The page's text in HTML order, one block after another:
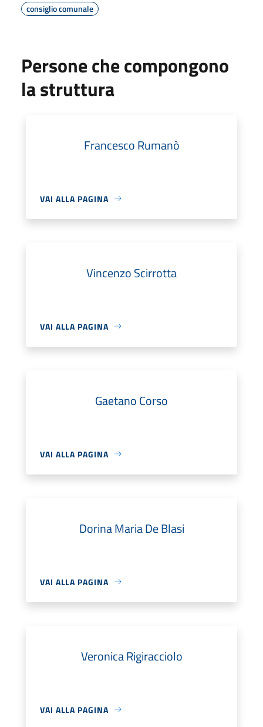
consiglio comunale
Persone che compongono
la struttura
Francesco Rumanò
VAI ALLA PAGINA
Vincenzo Scirrotta
VAI ALLA PAGINA
Gaetano Corso
VAI ALLA PAGINA
Dorina Maria De Blasi
VAI ALLA PAGINA
Veronica Rigiracciolo
VAI ALLA PAGINA